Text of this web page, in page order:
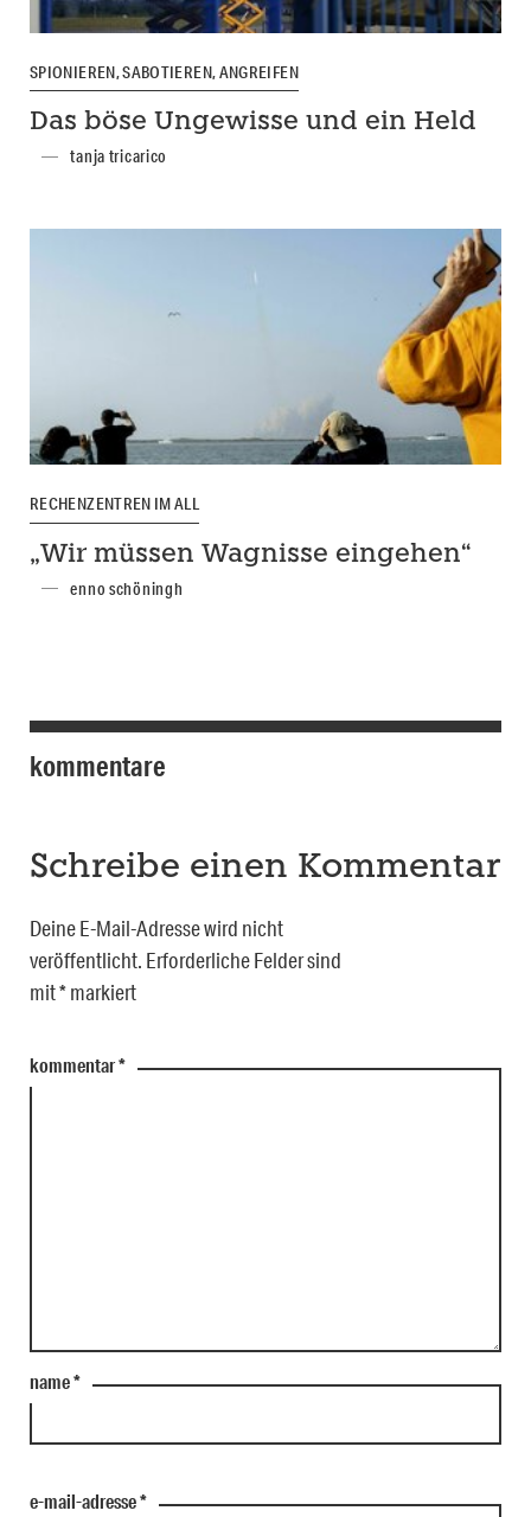
SPIONIEREN, SABOTIEREN, ANGREIFEN
Das böse Ungewisse und ein Held
tanja tricarico
RECHENZENTREN IM ALL
„Wir müssen Wagnisse eingehen“
enno schöningh
kommentare
Schreibe einen Kommentar
Deine E-Mail-Adresse wird nicht
veröffentlicht. Erforderliche Felder sind
mit*markiert
kommentar*
name*
e-mail-adresse*